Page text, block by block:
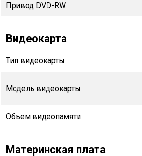
Привод DVD-RW
Видеокарта
Тип видеокарты
Модель видеокарты
Объем видеопамяти
Материнская плата